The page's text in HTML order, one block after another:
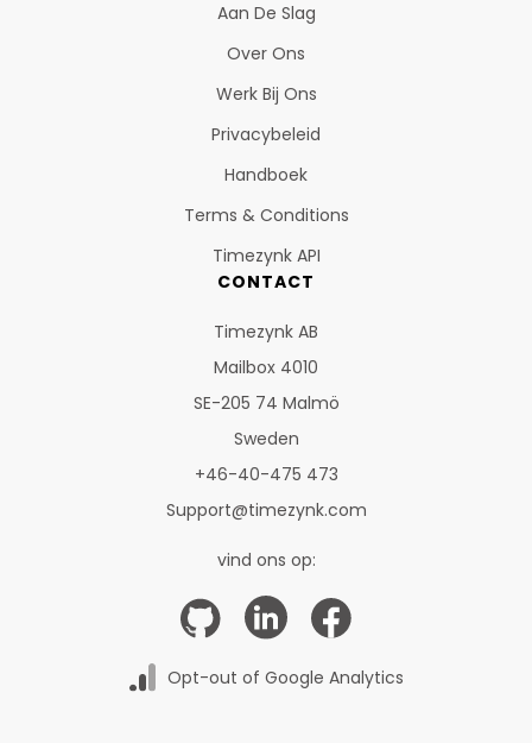
Aan De Slag
Over Ons
Werk Bij Ons
Privacybeleid
Handboek
Terms & Conditions
Timezynk API
CONTACT
Timezynk AB
Mailbox 4010
SE-205 74 Malmö
Sweden
+46-40-475 473
Support@timezynk.com
vind ons op:
Opt-out of Google Analytics